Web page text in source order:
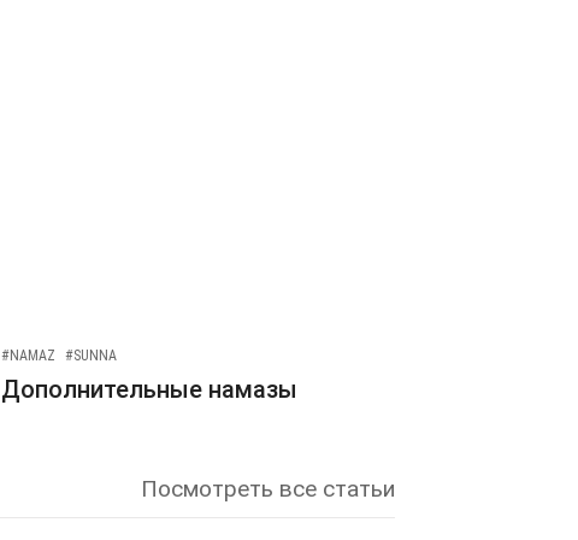
#NAMAZ #SUNNA
Дополнительные намазы
Посмотреть все статьи